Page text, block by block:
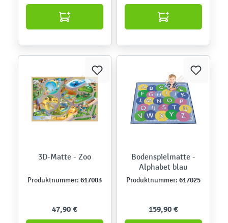
3D-Matte - Zoo
Produktnummer: 617003
47,90 €
Bodenspielmatte -
Alphabet blau
Produktnummer: 617025
159,90 €